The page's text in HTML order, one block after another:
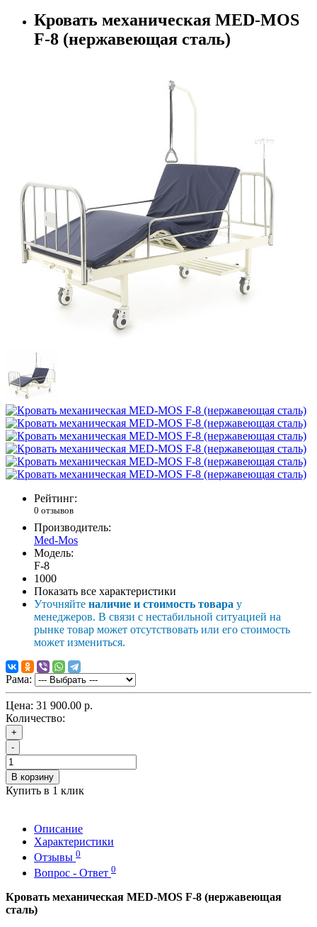
Кровать механическая MED-MOS
F-8 (нержавеющая сталь)
Рейтинг:
0 отзывов
Производитель:
Med-Mos
Модель:
F-8
1000
Показать все характеристики
Уточняйте наличие и стоимость товара у
менеджеров. В связи с нестабильной ситуацией на
рынке товар может отсутствовать или его стоимость
может измениться.
Рама:
Цена: 31 900.00 р.
Количество:
+
-
В корзину
Купить в 1 клик
Описание
Характеристики
Отзывы 0
Вопрос - Ответ 0
Кровать механическая MED-MOS F-8 (нержавеющая
сталь)